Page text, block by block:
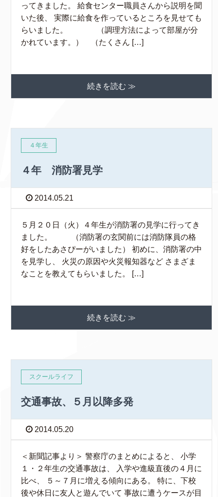
ってきました。 給食センター職員さんから説明を聞
いた後、 実際に給食を作っているところを見せても
らいました。 （調理方法によって部屋が分
かれています。） （たくさん […]
続きを読む ≫
４年生
４年 消防署見学
2014.05.21
５月２０日（火）４年生が消防署の見学に行ってき
ました。 （消防署の玄関前には消防隊員の格
好をしたあさぴーがいました） 初めに、消防署の中
を見学し、 火災の原因や火災報知器など さまざま
なことを教えてもらいました。 […]
続きを読む ≫
スクールライフ
交通事故、５月以降多発
2014.05.20
＜新聞記事より＞ 警察庁のまとめによると、 小学
１・２年生の交通事故は、 入学や進級直後の４月に
比べ、 ５～７月に増える傾向にある。 特に、下校
後や休日に友人と遊んでいて 事故に遭うケースが目